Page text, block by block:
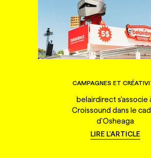
CAMPAGNES ET
belairdirect s'associe
Croissound dans le
d'Osheaga
LIRE L'ARTICLE